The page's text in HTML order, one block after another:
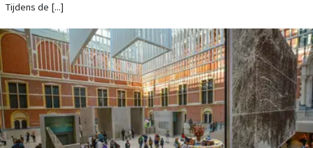
Tijdens de [...]